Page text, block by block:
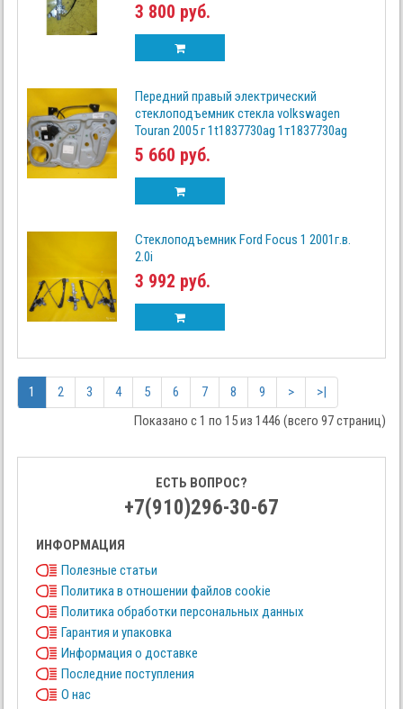
3 800 руб.
Передний правый электрический
стеклоподъемник стекла volkswagen
Touran 2005 г 1t1837730ag 1т1837730аg
5 660 руб.
Стеклоподъемник Ford Focus 1 2001г.в.
2.0i
3 992 руб.
1 2 3 4 5 6 7 8 9 >
>|
Показано с 1 по 15 из 1446 (всего 97 страниц)
ЕСТЬ ВОПРОС?
+7(910)296-30-67
ИНФОРМАЦИЯ
Полезные статьи
Политика в отношении файлов cookie
Политика обработки персональных данных
Гарантия и упаковка
Информация о доставке
Последние поступления
О нас